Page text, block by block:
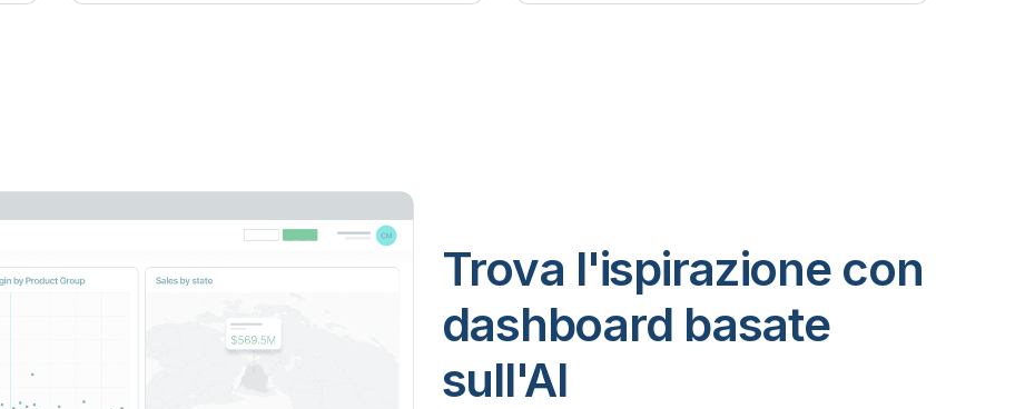
Trova l'ispirazione con
dashboard basate
sull'AI